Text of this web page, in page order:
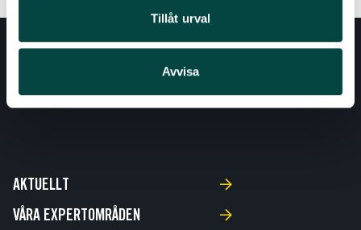
Tillåt urval
Avvisa
AKTUELLT
VÅRA EXPERTOMRÅDEN